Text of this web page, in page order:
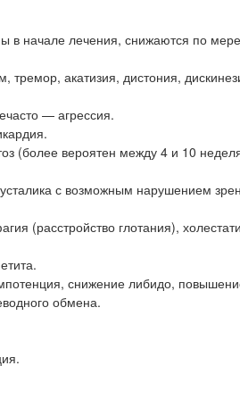
в начале лечения, снижаются по
тремор, акатизия, дистония,
— агрессия.
(более вероятен между 4 и 10
с возможным нарушением
(расстройство глотания),
снижение либидо,
обмена.